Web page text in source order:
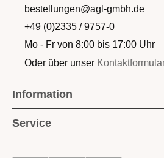
bestellungen@agl-gmbh.de
+49 (0)2335 / 9757-0
Mo - Fr von 8:00 bis 17:00 Uhr
Oder über unser
Information
Service